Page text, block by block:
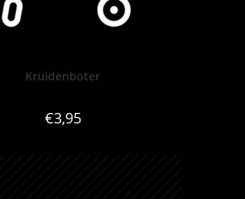
Kruidenboter
€3,95